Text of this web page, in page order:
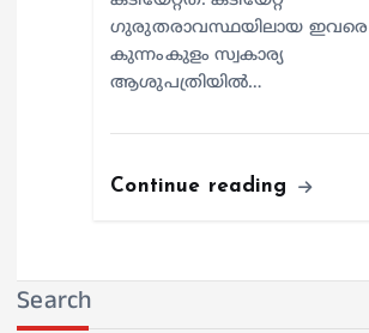
ഗുരുതരാവസ്ഥയിലായ ഇവരെ
കുന്നംകുളം സ്വകാര്യ
ആശുപത്രിയില്‍…
Continue reading
Search